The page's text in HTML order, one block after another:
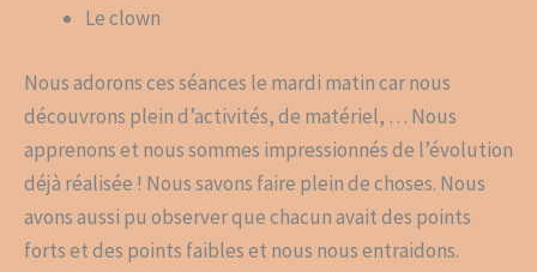
Le clown
Nous adorons ces séances le mardi matin car nous
découvrons plein d’activités, de matériel, … Nous
apprenons et nous sommes impressionnés de l’évolution
déjà réalisée ! Nous savons faire plein de choses. Nous
avons aussi pu observer que chacun avait des points
forts et des points faibles et nous nous entraidons.